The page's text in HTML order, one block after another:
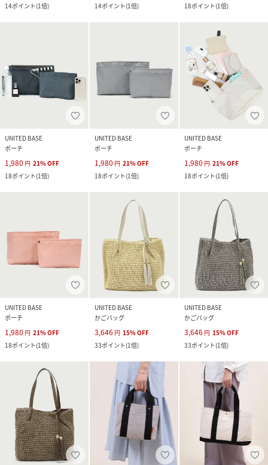
14ポイント(1倍)
14ポイント(1倍)
18ポイント(1倍)
UNITED BASE
ポーチ
1,980 円 21%OFF
18ポイント(1倍)
UNITED BASE
ポーチ
1,980 円 21%OFF
18ポイント(1倍)
UNITED BASE
ポーチ
1,980 円 21%OFF
18ポイント(1倍)
UNITED BASE
ポーチ
1,980 円 21%OFF
18ポイント(1倍)
UNITED BASE
かごバッグ
3,646 円 15%OFF
33ポイント(1倍)
UNITED BASE
かごバッグ
3,646 円 15%OFF
33ポイント(1倍)